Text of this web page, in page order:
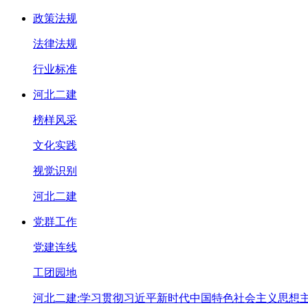
政策法规
法律法规
行业标准
河北二建
榜样风采
文化实践
视觉识别
河北二建
党群工作
党建连线
工团园地
河北二建:学习贯彻习近平新时代中国特色社会主义思想